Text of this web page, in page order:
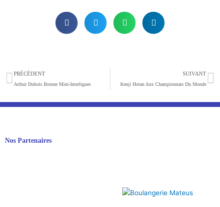
Précédent
PRÉCÉDENT
Arthur Dubois Bronze Mini-Interligues
SUIVANT
Kenji Hotan Aux Championnats Du Monde
Nos Partenaires